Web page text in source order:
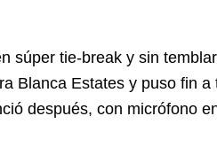
súper tie-break y sin
Blanca Estates y puso fin
después, con micrófono